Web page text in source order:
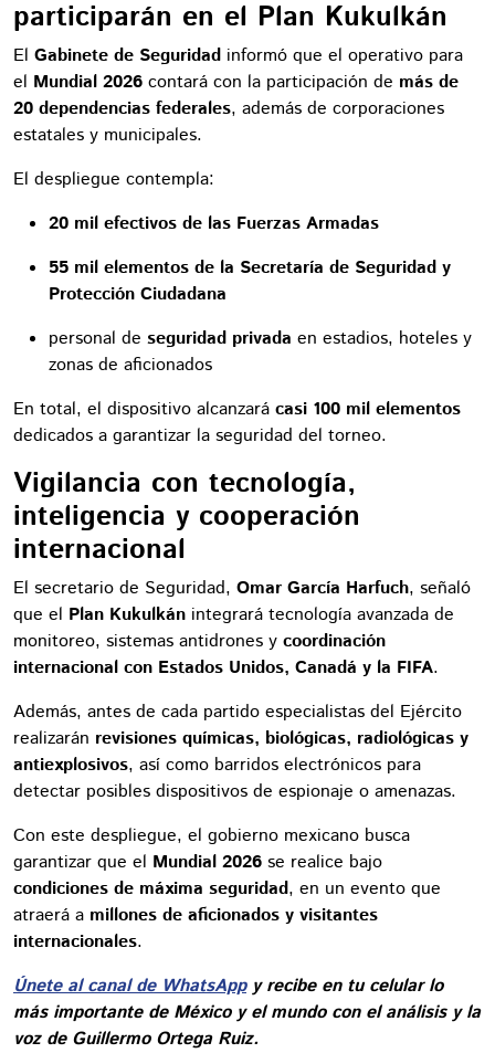
participarán en el Plan Kukulkán
El Gabinete de Seguridad informó que el operativo para
el Mundial 2026 contará con la participación de más de
20 dependencias federales, además de corporaciones
estatales y municipales.
El despliegue contempla:
20 mil efectivos de las Fuerzas Armadas
55 mil elementos de la Secretaría de Seguridad y
Protección Ciudadana
personal de seguridad privada en estadios, hoteles y
zonas de aficionados
En total, el dispositivo alcanzará casi 100 mil elementos
dedicados a garantizar la seguridad del torneo.
Vigilancia con tecnología,
inteligencia y cooperación
internacional
El secretario de Seguridad, Omar García Harfuch, señaló
que el Plan Kukulkán integrará tecnología avanzada de
monitoreo, sistemas antidrones y coordinación
internacional con Estados Unidos, Canadá y la FIFA.
Además, antes de cada partido especialistas del Ejército
realizarán revisiones químicas, biológicas, radiológicas y
antiexplosivos, así como barridos electrónicos para
detectar posibles dispositivos de espionaje o amenazas.
Con este despliegue, el gobierno mexicano busca
garantizar que el Mundial 2026 se realice bajo
condiciones de máxima seguridad, en un evento que
atraerá a millones de aficionados y visitantes
internacionales.
Únete al canal de WhatsAppy recibe en tu celular lo
más importante de México y el mundo con el análisis y la
voz de Guillermo Ortega Ruiz.